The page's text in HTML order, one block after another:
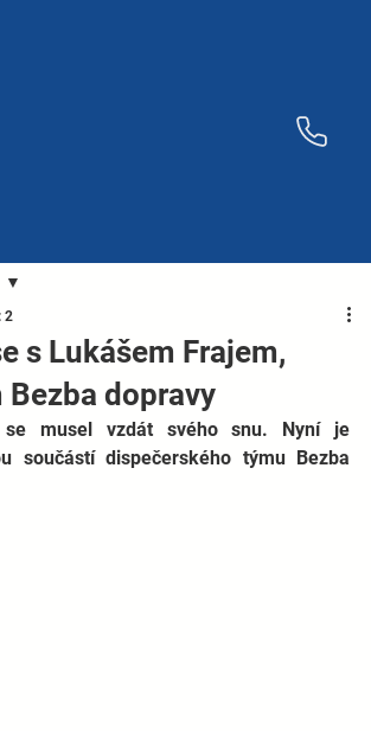
s Lukášem Frajem,
dopravy
2
musel vzdát svého snu. Nyní je
součástí dispečerského týmu Bezba